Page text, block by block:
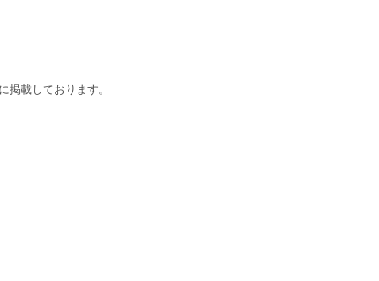
掲載しております。